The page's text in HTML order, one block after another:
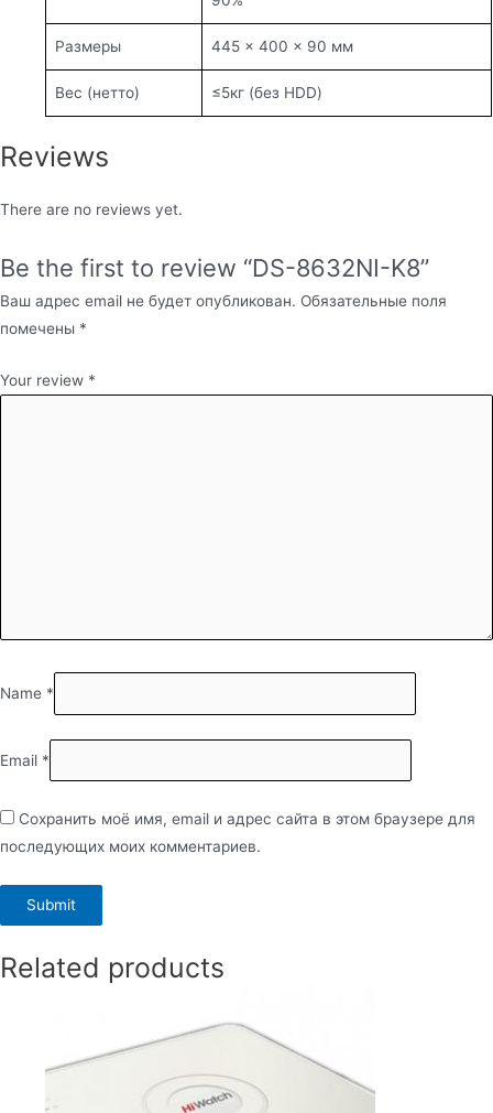
Размеры 445 × 400 × 90 мм
Вес (нетто) ≤5кг (без HDD)
Reviews
There are no reviews yet.
Be the first to review “DS-8632NI-K8”
Ваш адрес email не будет опубликован. Обязательные поля
помечены *
Your review *
Name *
Email *
Сохранить моё имя, email и адрес сайта в этом браузере для
последующих моих комментариев.
Related products